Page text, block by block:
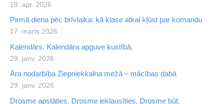
19. apr. 2026
Pirmā diena pēc brīvlaika: kā klase atkal kļūst par komandu
17. marts 2026
Kalendārs. Kalendāra apguve kustībā.
29. janv. 2026
Āra nodarbība Ziepniekkalna mežā – mācības dabā
29. janv. 2026
Drosme apstāties. Drosme ieklausīties. Drosme būt.